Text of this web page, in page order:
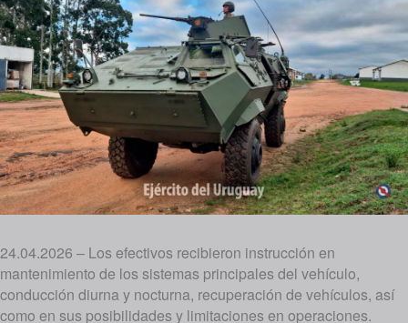
24.04.2026 – Los efectivos recibieron instrucción en
mantenimiento de los sistemas principales del vehículo,
conducción diurna y nocturna, recuperación de vehículos, así
como en sus posibilidades y limitaciones en operaciones.